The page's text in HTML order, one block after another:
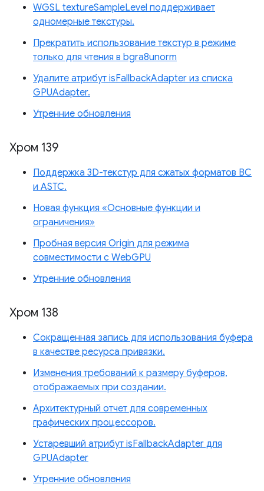
WGSL textureSampleLevel поддерживает
одномерные текстуры.
Прекратить использование текстур в режиме
только для чтения в bgra8unorm
Удалите атрибут isFallbackAdapter из списка
GPUAdapter.
Утренние обновления
Хром 139
Поддержка 3D-текстур для сжатых форматов BC
и ASTC.
Новая функция «Основные функции и
ограничения»
Пробная версия Origin для режима
совместимости с WebGPU
Утренние обновления
Хром 138
Сокращенная запись для использования буфера
в качестве ресурса привязки.
Изменения требований к размеру буферов,
отображаемых при создании.
Архитектурный отчет для современных
графических процессоров.
Устаревший атрибут isFallbackAdapter для
GPUAdapter
Утренние обновления